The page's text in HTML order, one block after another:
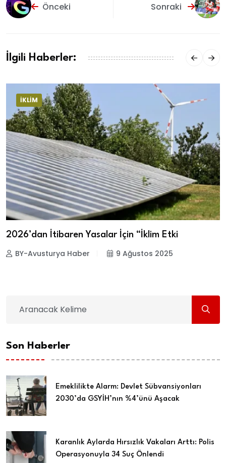
Önceki Sonraki
İlgili Haberler:
İKLIM
2026’dan İtibaren Yasalar İçin “İklim Etki
BY-Avusturya Haber 9 Ağustos 2025
Son Haberler
Emeklilikte Alarm: Devlet Sübvansiyonları
2030’da GSYİH’nın %4’ünü Aşacak
Karanlık Aylarda Hırsızlık Vakaları Arttı: Polis
Operasyonuyla 34 Suç Önlendi